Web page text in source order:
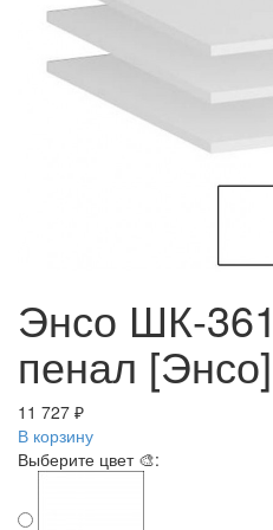
Энсо ШК-
пенал [Энсо]
11 727 ₽
В корзину
Выберите цвет 🎨: